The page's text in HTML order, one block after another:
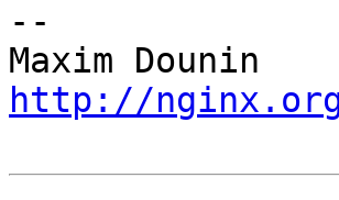
--
http://